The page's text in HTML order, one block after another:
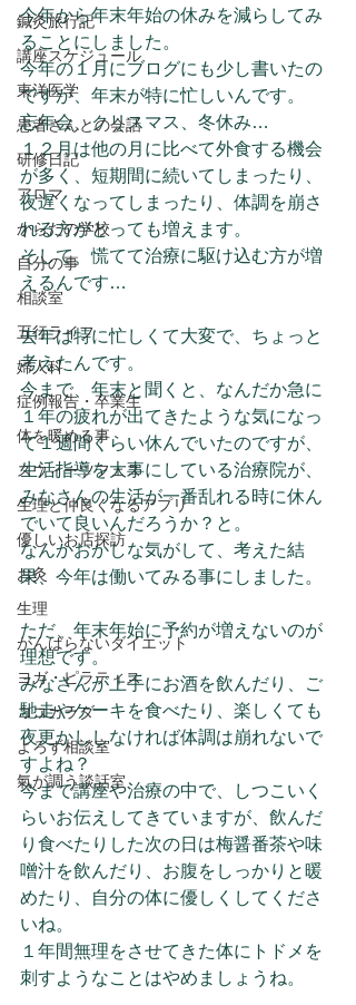
鍼灸旅行記
講座スケジュール
東洋医学
患者さんとの会話
研修日記
アロマ
からだの学校
自分の事
相談室
五行ライフ
婦人科
症例報告・卒業生
体を暖める事
スウィーツフェス
生理と仲良くなるアプリ
優しいお店探訪
お灸
生理
がんばらないダイエット
ヨガ・ピラティス
ココカラダ
よろず相談室
氣が調う談話室
今年から年末年始の休みを減らしてみ
ることにしました。
今年の１月にブログにも少し書いたの
ですが、年末が特に忙しいんです。
忘年会、クリスマス、冬休み…
１２月は他の月に比べて外食する機会
が多く、短期間に続いてしまったり、
夜遅くなってしまったり、体調を崩さ
れる方がとっても増えます。
そして、慌てて治療に駆け込む方が増
えるんです…
去年は特に忙しくて大変で、ちょっと
考えたんです。
今まで、年末と聞くと、なんだか急に
１年の疲れが出てきたような気になっ
て１週間くらい休んでいたのですが、
生活指導を大事にしている治療院が、
みなさんの生活が一番乱れる時に休ん
でいて良いんだろうか？と。
なんかおかしな気がして、考えた結
果、今年は働いてみる事にしました。
ただ、年末年始に予約が増えないのが
理想です。
みなさんが上手にお酒を飲んだり、ご
馳走やケーキを食べたり、楽しくても
夜更かししなければ体調は崩れないで
すよね？
今まで講座や治療の中で、しつこいく
らいお伝えしてきていますが、飲んだ
り食べたりした次の日は梅醤番茶や味
噌汁を飲んだり、お腹をしっかりと暖
めたり、自分の体に優しくしてくださ
いね。
１年間無理をさせてきた体にトドメを
刺すようなことはやめましょうね。